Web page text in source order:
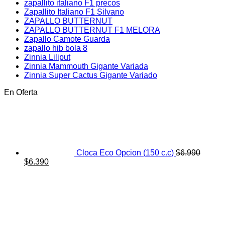
zapallito italiano F1 precos
Zapallito Italiano F1 Silvano
ZAPALLO BUTTERNUT
ZAPALLO BUTTERNUT F1 MELORA
Zapallo Camote Guarda
zapallo hib bola 8
Zinnia Liliput
Zinnia Mammouth Gigante Variada
Zinnia Super Cactus Gigante Variado
En Oferta
Cloca Eco Opcion (150 c.c) $6.990
El
$6.390El